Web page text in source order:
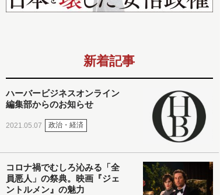
新着記事
ハーバービジネスオンライン
編集部からのお知らせ
2021.05.07 政治・経済
コロナ禍でむしろ沁みる「全
員悪人」の祭典。映画『ジェ
ントルメン』の魅力